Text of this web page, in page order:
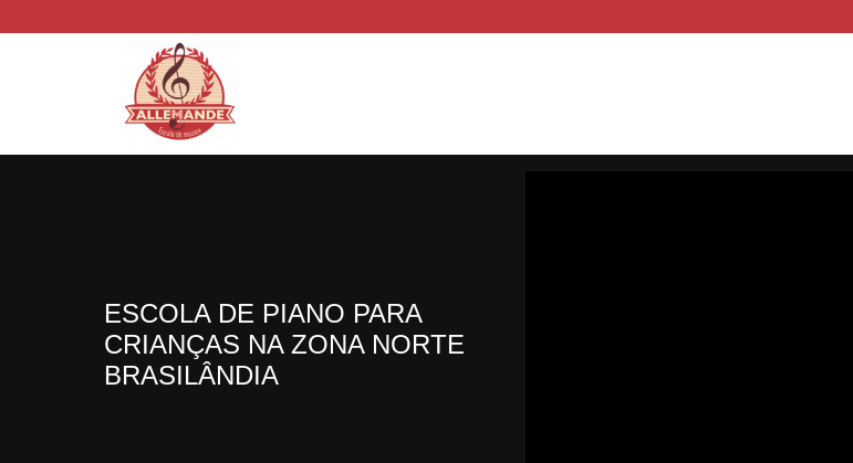
ESCOLA DE PIANO PARA
CRIANÇAS NA ZONA NORTE
BRASILÂNDIA